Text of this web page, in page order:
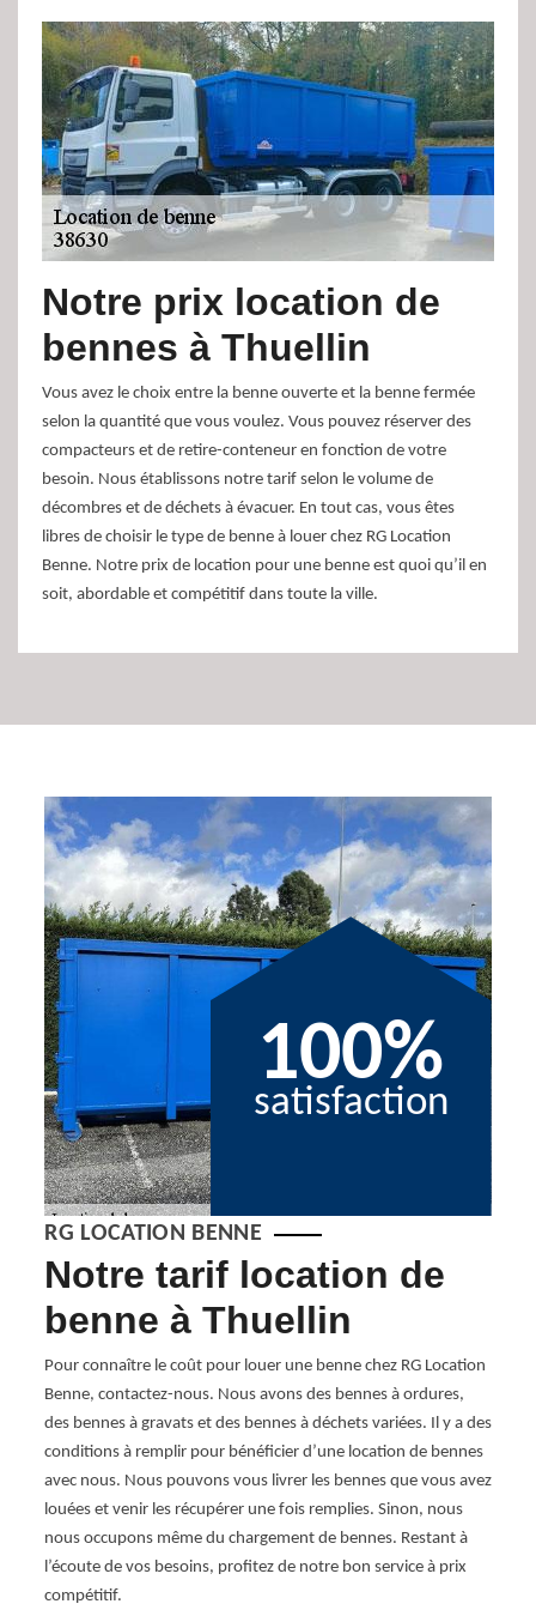
Notre prix location de
bennes à Thuellin
Vous avez le choix entre la benne ouverte et la benne fermée
selon la quantité que vous voulez. Vous pouvez réserver des
compacteurs et de retire-conteneur en fonction de votre
besoin. Nous établissons notre tarif selon le volume de
décombres et de déchets à évacuer. En tout cas, vous êtes
libres de choisir le type de benne à louer chez RG Location
Benne. Notre prix de location pour une benne est quoi qu’il en
soit, abordable et compétitif dans toute la ville.
100%
satisfaction
RG LOCATION BENNE
Notre tarif location de
benne à Thuellin
Pour connaître le coût pour louer une benne chez RG Location
Benne, contactez-nous. Nous avons des bennes à ordures,
des bennes à gravats et des bennes à déchets variées. Il y a des
conditions à remplir pour bénéficier d’une location de bennes
avec nous. Nous pouvons vous livrer les bennes que vous avez
louées et venir les récupérer une fois remplies. Sinon, nous
nous occupons même du chargement de bennes. Restant à
l’écoute de vos besoins, profitez de notre bon service à prix
compétitif.